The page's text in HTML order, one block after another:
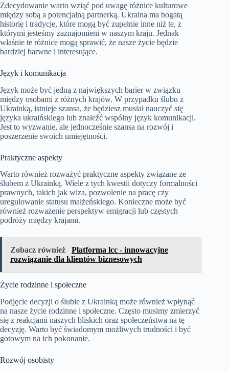
Zdecydowanie warto wziąć pod uwagę różnice kulturowe
między sobą a potencjalną partnerką. Ukraina ma bogatą
historię i tradycje, które mogą być zupełnie inne niż te, z
którymi jesteśmy zaznajomieni w naszym kraju. Jednak
właśnie te różnice mogą sprawić, że nasze życie będzie
bardziej barwne i interesujące.
Język i komunikacja
Język może być jedną z największych barier w związku
między osobami z różnych krajów. W przypadku ślubu z
Ukrainką, istnieje szansa, że będziesz musiał nauczyć się
języka ukraińskiego lub znaleźć wspólny język komunikacji.
Jest to wyzwanie, ale jednocześnie szansa na rozwój i
poszerzenie swoich umiejętności.
Praktyczne aspekty
Warto również rozważyć praktyczne aspekty związane ze
ślubem z Ukrainką. Wiele z tych kwestii dotyczy formalności
prawnych, takich jak wiza, pozwolenie na pracę czy
uregulowanie statusu małżeńskiego. Konieczne może być
również rozważenie perspektyw emigracji lub częstych
podróży między krajami.
Zobacz również
Platforma lcc - innowacyjne
rozwiązanie dla klientów biznesowych
Życie rodzinne i społeczne
Podjęcie decyzji o ślubie z Ukrainką może również wpłynąć
na nasze życie rodzinne i społeczne. Często musimy zmierzyć
się z reakcjami naszych bliskich oraz społeczeństwa na tę
decyzję. Warto być świadomym możliwych trudności i być
gotowym na ich pokonanie.
Rozwój osobisty